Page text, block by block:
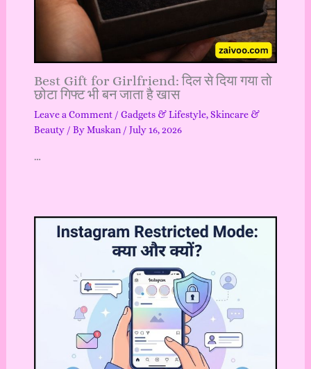
Best Gift for Girlfriend: दिल से दिया गया तो
छोटा गिफ्ट भी बन जाता है खास
Leave a Comment / Gadgets & Lifestyle,Skincare &
Beauty/ ByMuskan / July 16, 2026
…